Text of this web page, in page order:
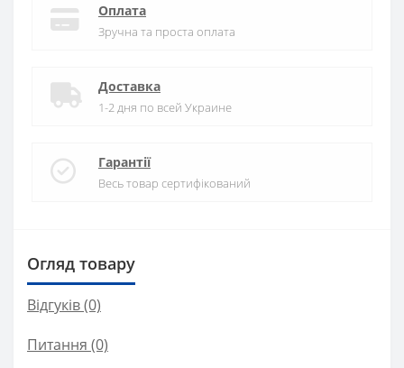
Оплата
Зручна та проста оплата
Доставка
1-2 дня по всей Украине
Гарантії
Весь товар сертифікований
Огляд товару
Відгуків (0)
Питання (0)